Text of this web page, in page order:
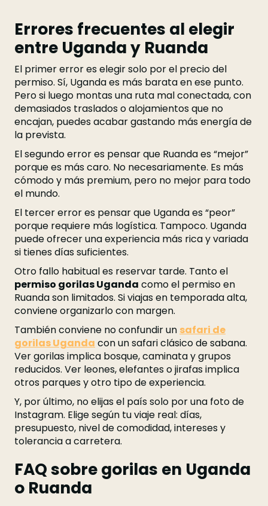
Errores frecuentes al elegir
entre Uganda y Ruanda
El primer error es elegir solo por el precio del
permiso. Sí, Uganda es más barata en ese punto.
Pero si luego montas una ruta mal conectada, con
demasiados traslados o alojamientos que no
encajan, puedes acabar gastando más energía de
la prevista.
El segundo error es pensar que Ruanda es “mejor”
porque es más caro. No necesariamente. Es más
cómodo y más premium, pero no mejor para todo
el mundo.
El tercer error es pensar que Uganda es “peor”
porque requiere más logística. Tampoco. Uganda
puede ofrecer una experiencia más rica y variada
si tienes días suficientes.
Otro fallo habitual es reservar tarde. Tanto el
permiso gorilas Uganda como el permiso en
Ruanda son limitados. Si viajas en temporada alta,
conviene organizarlo con margen.
También conviene no confundir un safari de
gorilas Uganda con un safari clásico de sabana.
Ver gorilas implica bosque, caminata y grupos
reducidos. Ver leones, elefantes o jirafas implica
otros parques y otro tipo de experiencia.
Y, por último, no elijas el país solo por una foto de
Instagram. Elige según tu viaje real: días,
presupuesto, nivel de comodidad, intereses y
tolerancia a carretera.
FAQ sobre gorilas en Uganda
o Ruanda